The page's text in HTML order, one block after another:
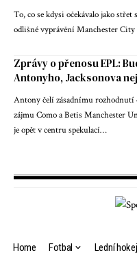
To, co se kdysi očekávalo jako
odlišné vyprávění Manchester
Zprávy o přenosu EPL:
Antonyho, Jacksonova
Antony čelí zásadnímu rozhodnutí
zájmu Como a Betis Manchester
je opět v centru spekulací…
Home Fotbal Lední hokej